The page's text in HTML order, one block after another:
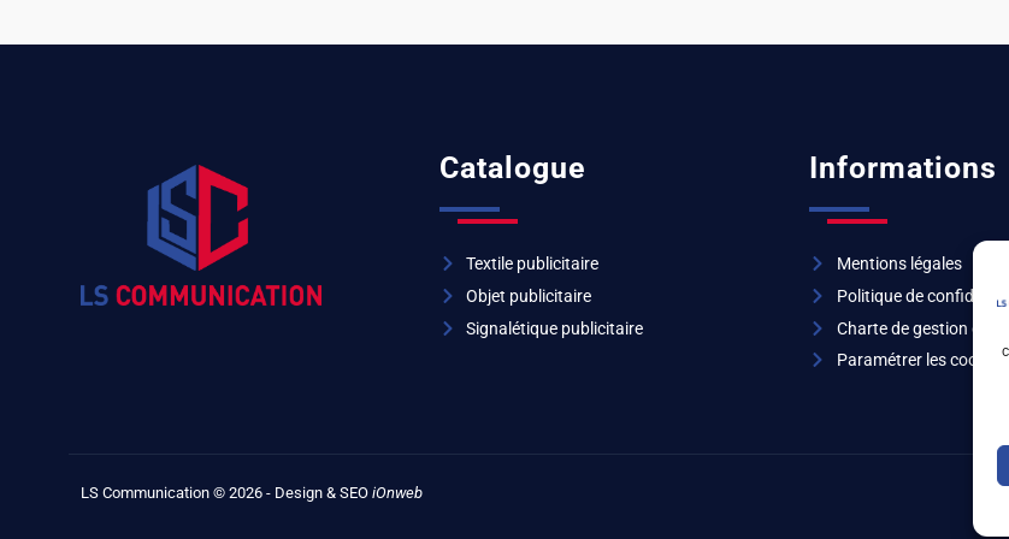
Catalogue
Textile publicitaire
Objet publicitaire
Signalétique publicitaire
Informations
Mentions légales
Politique de
Charte de gestion des
Paramétrer les cookies
LS Communication © 2026 - Design & SEO iOnweb